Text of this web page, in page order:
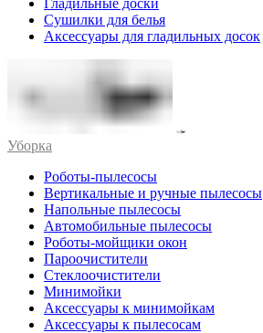
Сушилки для белья
Аксессуары для гладильных досок
Уборка
Роботы-пылесосы
Вертикальные и ручные пылесосы
Напольные пылесосы
Автомобильные пылесосы
Роботы-мойщики окон
Пароочистители
Стеклоочистители
Минимойки
Аксессуары к минимойкам
Аксессуары к пылесосам